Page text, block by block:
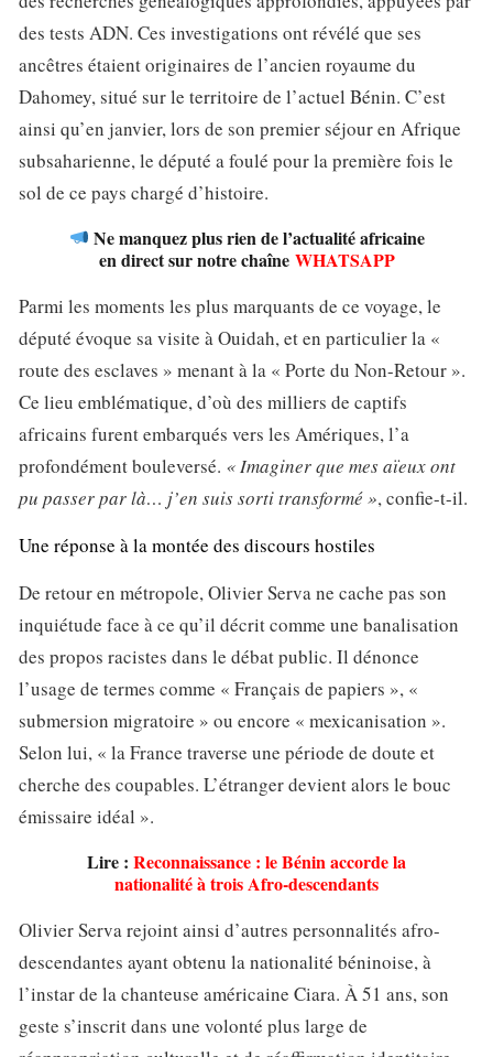
des tests ADN. Ces investigations ont révélé que ses
ancêtres étaient originaires de l’ancien royaume du
Dahomey, situé sur le territoire de l’actuel Bénin. C’est
ainsi qu’en janvier, lors de son premier séjour en Afrique
subsaharienne, le député a foulé pour la première fois le
sol de ce pays chargé d’histoire.
Ne manquez plus rien de l’actualité africaine
en direct sur notre chaîne WHATSAPP
Parmi les moments les plus marquants de ce voyage, le
député évoque sa visite à Ouidah, et en particulier la «
route des esclaves » menant à la « Porte du Non-Retour ».
Ce lieu emblématique, d’où des milliers de captifs
africains furent embarqués vers les Amériques, l’a
profondément bouleversé. « Imaginer que mes aïeux ont
pu passer par là… j’en suis sorti transformé », confie-t-il.
Une réponse à la montée des discours hostiles
De retour en métropole, Olivier Serva ne cache pas son
inquiétude face à ce qu’il décrit comme une banalisation
des propos racistes dans le débat public. Il dénonce
l’usage de termes comme « Français de papiers », «
submersion migratoire » ou encore « mexicanisation ».
Selon lui, « la France traverse une période de doute et
cherche des coupables. L’étranger devient alors le bouc
émissaire idéal ».
Lire : Reconnaissance : le Bénin accorde la
nationalité à trois Afro-descendants
Olivier Serva rejoint ainsi d’autres personnalités afro-
descendantes ayant obtenu la nationalité béninoise, à
l’instar de la chanteuse américaine Ciara. À 51 ans, son
geste s’inscrit dans une volonté plus large de